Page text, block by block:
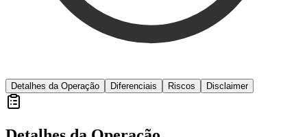
Detalhes da Operação Diferenciais Riscos Disclaimer